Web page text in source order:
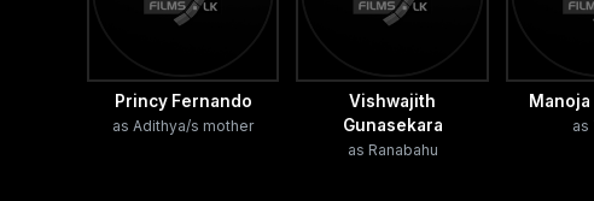
Princy Fernando
as Adithya/s mother
Vishwajith
Gunasekara
as Ranabahu
as